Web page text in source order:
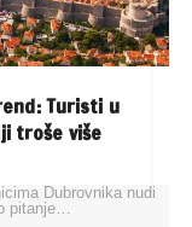
Turisti u
troše više